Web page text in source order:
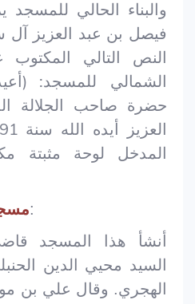
والبناء الحالي
فيصل بن عبد العزيز
النص التالي
الشمالي للمسجد:
حضرة صاحب الجلالة
المدخل لوحة مثبتة
:
أنشأ هذا المسجد
السيد محيي الدين
الهجري. وقال علي بن